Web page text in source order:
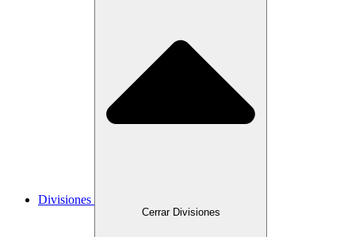
Divisiones
Cerrar Divisiones